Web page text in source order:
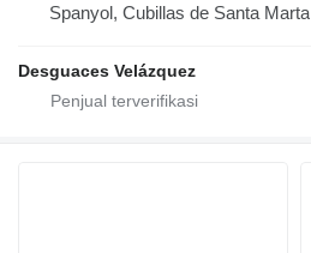
Spanyol, Cubillas de Santa Marta
Desguaces Velázquez